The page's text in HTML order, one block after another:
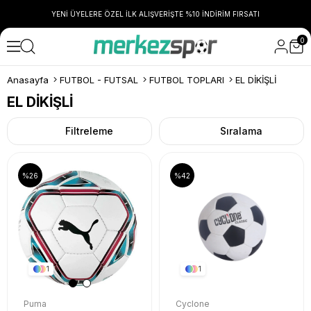
YENİ ÜYELERE ÖZEL İLK ALIŞVERİŞTE %10 İNDİRİM FIRSATI
0
Anasayfa FUTBOL - FUTSAL FUTBOL TOPLARI EL DİKİŞLİ
EL DİKİŞLİ
Filtreleme Sıralama
1
Puma
%26
1
Cyclone
%42